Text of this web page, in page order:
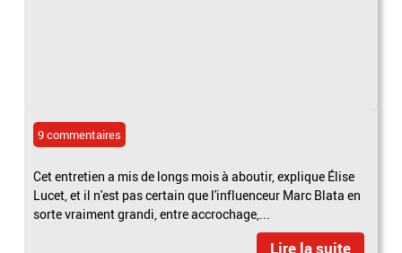
9 commentaires
Cet entretien a mis de longs mois à aboutir, explique Élise
Lucet, et il n'est pas certain que l'influenceur Marc Blata en
sorte vraiment grandi, entre accrochage,...
Lire la suite